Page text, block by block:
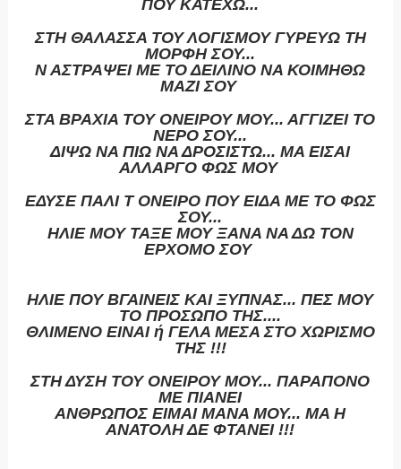
ΠΟΥ ΚΑΤΕΧΩ...
ΣΤΗ ΘΑΛΑΣΣΑ ΤΟΥ ΛΟΓΙΣΜΟΥ ΓΥΡΕΥΩ ΤΗ
ΜΟΡΦΗ ΣΟΥ...
Ν ΑΣΤΡΑΨΕΙ ΜΕ ΤΟ ΔΕΙΛΙΝΟ ΝΑ ΚΟΙΜΗΘΩ
ΜΑΖΙ ΣΟΥ
ΣΤΑ ΒΡΑΧΙΑ ΤΟΥ ΟΝΕΙΡΟΥ ΜΟΥ... ΑΓΓΙΖΕΙ ΤΟ
ΝΕΡΟ ΣΟΥ...
ΔΙΨΩ ΝΑ ΠΙΩ ΝΑ ΔΡΟΣΙΣΤΩ... ΜΑ ΕΙΣΑΙ
ΑΛΛΑΡΓΟ ΦΩΣ ΜΟΥ
ΕΔΥΣΕ ΠΑΛΙ Τ ΟΝΕΙΡΟ ΠΟΥ ΕΙΔΑ ΜΕ ΤΟ ΦΩΣ
ΣΟΥ...
ΗΛΙΕ ΜΟΥ ΤΑΞΕ ΜΟΥ ΞΑΝΑ ΝΑ ΔΩ ΤΟΝ
ΕΡΧΟΜΟ ΣΟΥ
ΗΛΙΕ ΠΟΥ ΒΓΑΙΝΕΙΣ ΚΑΙ ΞΥΠΝΑΣ... ΠΕΣ ΜΟΥ
ΤΟ ΠΡΟΣΩΠΟ ΤΗΣ....
ΘΛΙΜΕΝΟ ΕΙΝΑΙ ή ΓΕΛΑ ΜΕΣΑ ΣΤΟ ΧΩΡΙΣΜΟ
ΤΗΣ !!!
ΣΤΗ ΔΥΣΗ ΤΟΥ ΟΝΕΙΡΟΥ ΜΟΥ... ΠΑΡΑΠΟΝΟ
ΜΕ ΠΙΑΝΕΙ
ΑΝΘΡΩΠΟΣ ΕΙΜΑΙ ΜΑΝΑ ΜΟΥ... ΜΑ Η
ΑΝΑΤΟΛΗ ΔΕ ΦΤΑΝΕΙ !!!